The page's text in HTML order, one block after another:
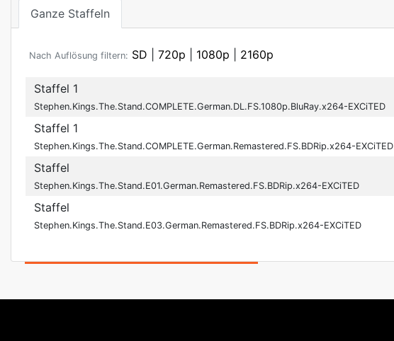
Ganze Staffeln
Nach Auflösung filtern: SD 720p 1080p 2160p
Staffel 1
Stephen.Kings.The.Stand.COMPLETE.German.DL.FS.1080p.BluRay.x264-EXCiTED
Staffel 1
Stephen.Kings.The.Stand.COMPLETE.German.Remastered.FS.BDRip.x264-EXCiTED
Staffel
Stephen.Kings.The.Stand.E01.German.Remastered.FS.BDRip.x264-EXCiTED
Staffel
Stephen.Kings.The.Stand.E03.German.Remastered.FS.BDRip.x264-EXCiTED